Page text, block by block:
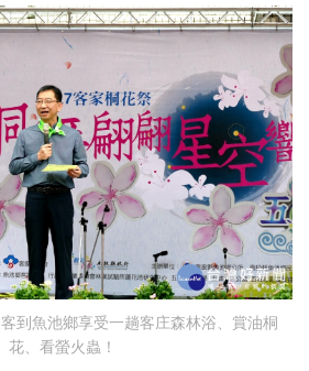
到魚池鄉享受一趟客庄森林浴、賞油桐
花、看螢火蟲！